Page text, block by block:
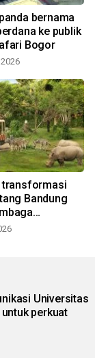
bernama
ke publik
Bogor
transformasi
Bandung
Universitas
perkuat